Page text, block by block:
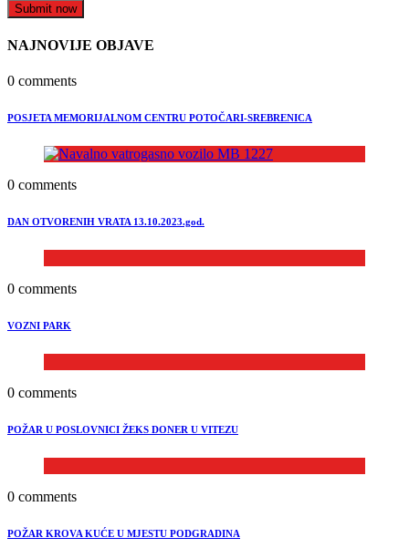
Submit now
NAJNOVIJE OBJAVE
0 comments
POSJETA MEMORIJALNOM CENTRU POTOČARI-SREBRENICA
0 comments
DAN OTVORENIH VRATA 13.10.2023.god.
0 comments
VOZNI PARK
0 comments
POŽAR U POSLOVNICI ŽEKS DONER U VITEZU
0 comments
POŽAR KROVA KUĆE U MJESTU PODGRADINA